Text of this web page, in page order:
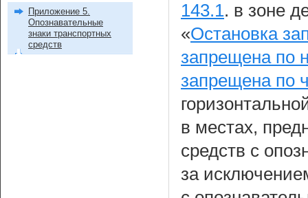
143.1. в зоне
«Остановка
запрещена по
запрещена по
в местах,
средств с
за
Приложение 5.
Опознавательные
знаки транспортных
средств